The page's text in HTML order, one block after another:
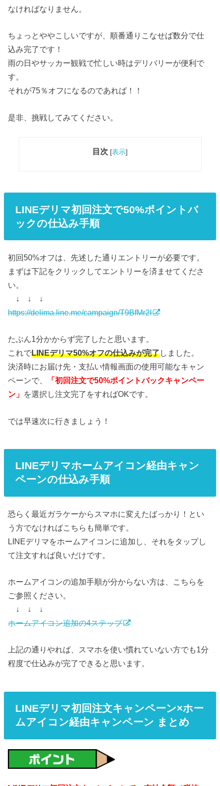
なければなりません。
ちょっとややこしいですが、順番通りこなせば数分で仕
込み完了です！
雨の日やサッカー観戦で忙しい時はデリバリーが便利で
す。
それが75％オフになるのであれば！！
是非、挑戦してみてください。
目次 [表示]
LINEデリマ初回注文で50%ポイントバ
ックの仕込み手順
初回50%オフは、先述した通りエントリーが必要です。
まずは下記をクリックしてエントリーを済ませてくださ
い。
↓ ↓ ↓
https://delima.line.me/campaign/T9BfMr2I
たぶん1分かからず完了したと思います。
これでLINEデリマ50%オフの仕込みが完了しました。
決済時にお届け先・支払い情報画面の使用可能なキャン
ペーンで、
「初回注文で50%ポイントバックキャンペー
ン」 を選択し注文完了をすればOKです。
では早速次に行きましょう！
LINEデリマホームアイコン経由キャン
ペーンの仕込み手順
恐らく最近ガラケーからスマホに変えたばっかり！とい
う方でなければこちらも簡単です。
LINEデリマをホームアイコンに追加し、それをタップし
て注文すれば良いだけです。
ホームアイコンの追加手順が分からない方は、こちらを
ご参照ください。
↓ ↓ ↓
ホームアイコン追加の4ステップ
上記の通りやれば、スマホを使い慣れていない方でも1分
程度で仕込みが完了できると思います。
LINEデリマ初回注文キャンペーン×ホー
ムアイコン経由キャンペーン まとめ